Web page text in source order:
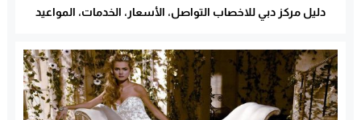
دليل مركز دبي للاخصاب التواصل، الأسعار، الخدمات، المواعيد